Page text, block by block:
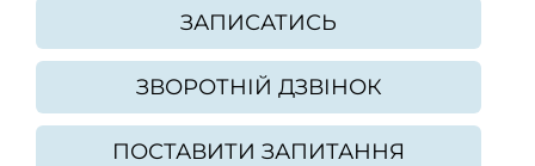
ЗАПИСАТИСЬ
ЗВОРОТНІЙ ДЗВІНОК
ПОСТАВИТИ ЗАПИТАННЯ